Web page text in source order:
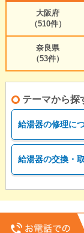
大阪府
（510件）
奈良県
（53件）
テーマから探
給湯器の修理に
給湯器の交換・